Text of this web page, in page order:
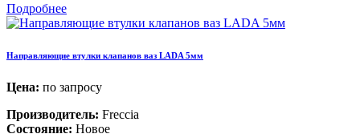
Подробнее
Направляющие втулки клапанов ваз LADA 5мм
Цена: по запросу
Производитель: Freccia
Состояние: Новое